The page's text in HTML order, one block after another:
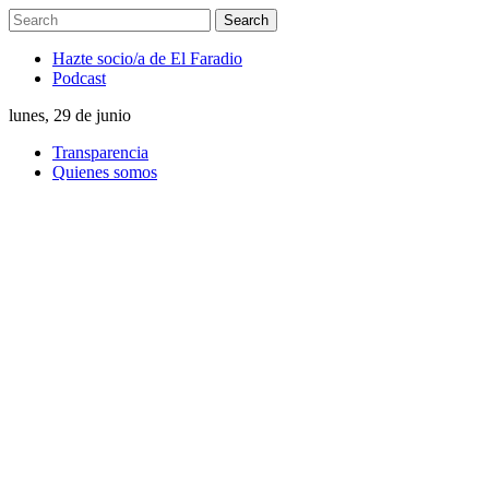
Hazte socio/a de El Faradio
Podcast
lunes, 29 de junio
Transparencia
Quienes somos